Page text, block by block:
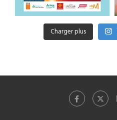
Charger plus